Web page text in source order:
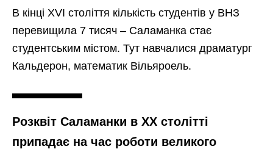
В кінці XVI століття кількість студентів у ВНЗ
перевищила 7 тисяч – Саламанка стає
студентським містом. Тут навчалися драматург
Кальдерон, математик Вільяроель.
Розквіт Саламанки в XX столітті
припадає на час роботи великого